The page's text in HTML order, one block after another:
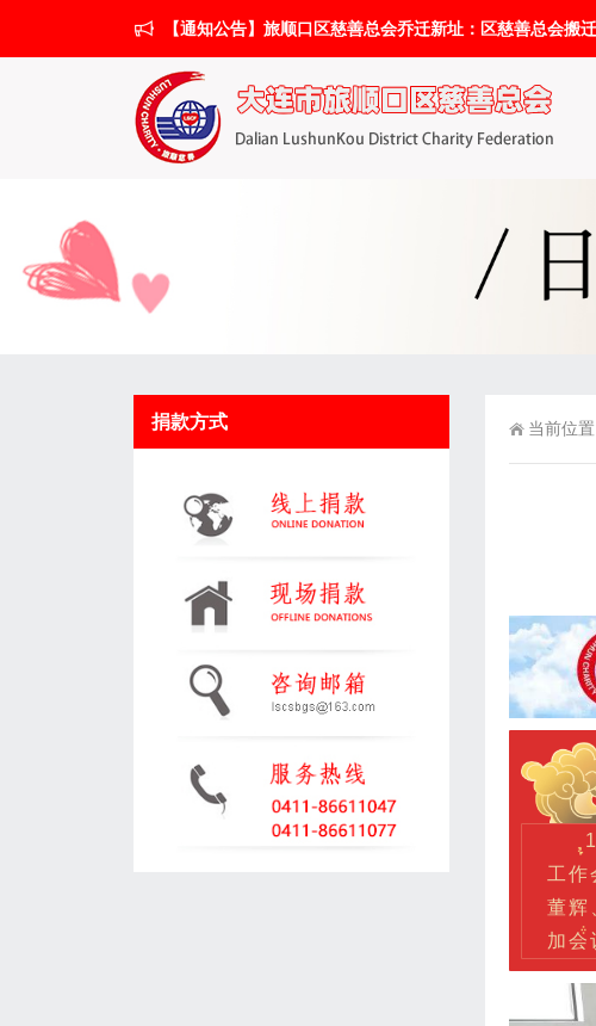
【通知公告】旅顺口区慈善总会乔迁新址：区慈善总会
当前位置
工作
董辉
加会
捐款方式